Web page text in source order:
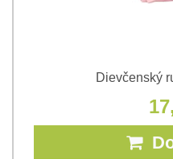
Dievčenský